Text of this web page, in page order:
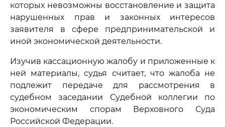
которых невозможны восстановление и защита
нарушенных прав и законных интересов
заявителя в сфере предпринимательской и
иной экономической деятельности.
Изучив кассационную жалобу и приложенные к
ней материалы, судья считает, что жалоба не
подлежит передаче для рассмотрения в
судебном заседании Судебной коллегии по
экономическим спорам Верховного Суда
Российской Федерации.